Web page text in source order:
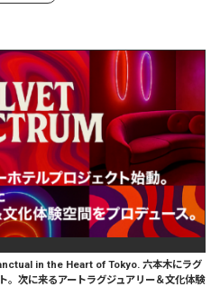
in the Heart of Tokyo. 六本木にラグ
。次に来るアートラグジュアリー＆文化体験